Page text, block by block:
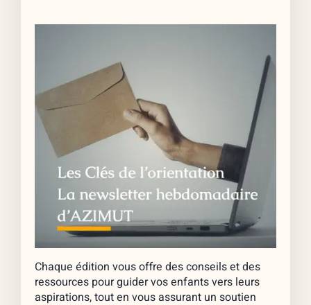
Chaque édition vous offre des conseils et des
ressources pour guider vos enfants vers leurs
aspirations, tout en vous assurant un soutien